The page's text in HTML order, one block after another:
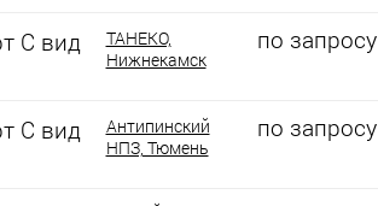
С вид
ТАНЕКО,
Нижнекамск
по запросу
С вид
Антипинский
НПЗ, Тюмень
по запросу